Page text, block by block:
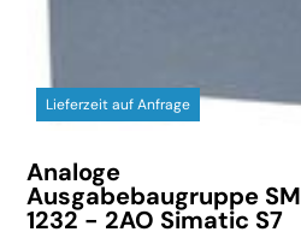
Lieferzeit auf Anfrage
Analoge
Ausgabebaugruppe SM
1232 - 2AO Simatic S7